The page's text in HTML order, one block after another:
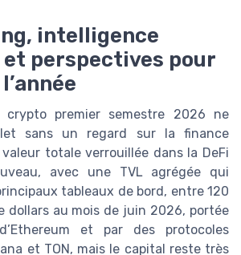
intelligence
perspectives pour
crypto premier semestre 2026 ne
sans un regard sur la finance
totale verrouillée dans la DeFi
avec une TVL agrégée qui
tableaux de bord, entre 120
dollars au mois de juin 2026, portée
et par des protocoles
et TON, mais le capital reste très